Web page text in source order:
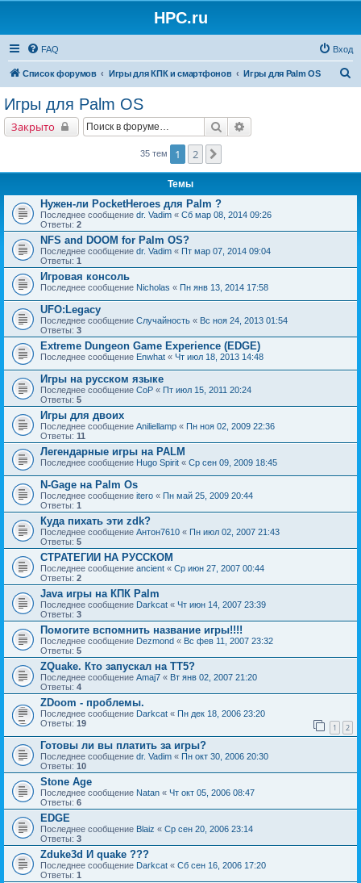
HPC.ru
FAQ Вход
Список форумов Игры для КПК и смартфонов Игры для Palm OS
Игры для Palm OS
Закрыто Поиск
35 тем 1 2
Темы
Нужен-ли PocketHeroes для Palm ?
Последнее сообщение dr. Vadim « Сб мар 08, 2014 09:26
Ответы: 2
NFS and DOOM for Palm OS?
Последнее сообщение dr. Vadim « Пт мар 07, 2014 09:04
Ответы: 1
Игровая консоль
Последнее сообщение Nicholas « Пн янв 13, 2014 17:58
UFO:Legacy
Последнее сообщение Случайность « Вс ноя 24, 2013 01:54
Ответы: 3
Extreme Dungeon Game Experience (EDGE)
Последнее сообщение Enwhat « Чт июл 18, 2013 14:48
Игры на русском языке
Последнее сообщение CoP « Пт июл 15, 2011 20:24
Ответы: 5
Игры для двоих
Последнее сообщение Aniliellamp « Пн ноя 02, 2009 22:36
Ответы: 11
Легендарные игры на PALM
Последнее сообщение Hugo Spirit « Ср сен 09, 2009 18:45
N-Gage на Palm Os
Последнее сообщение itero « Пн май 25, 2009 20:44
Ответы: 1
Куда пихать эти zdk?
Последнее сообщение Антон7610 « Пн июл 02, 2007 21:43
Ответы: 5
СТРАТЕГИИ НА РУССКОМ
Последнее сообщение ancient « Ср июн 27, 2007 00:44
Ответы: 2
Java игры на КПК Palm
Последнее сообщение Darkcat « Чт июн 14, 2007 23:39
Ответы: 3
Помогите вспомнить название игры!!!!
Последнее сообщение Dezmond « Вс фев 11, 2007 23:32
Ответы: 5
ZQuake. Кто запускал на ТТ5?
Последнее сообщение Amaj7 « Вт янв 02, 2007 21:20
Ответы: 4
ZDoom - проблемы.
Последнее сообщение Darkcat « Пн дек 18, 2006 23:20
Ответы: 19 1 2
Готовы ли вы платить за игры?
Последнее сообщение dr. Vadim « Пн окт 30, 2006 20:30
Ответы: 10
Stone Age
Последнее сообщение Natan « Чт окт 05, 2006 08:47
Ответы: 6
EDGE
Последнее сообщение Blaiz « Ср сен 20, 2006 23:14
Ответы: 3
Zduke3d И quake ???
Последнее сообщение Darkcat « Сб сен 16, 2006 17:20
Ответы: 1